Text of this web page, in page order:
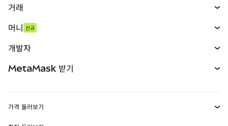
거래
무기한 선물
실물자산
머니 신규
개발자
MetaMask 받기
가격 둘러보기